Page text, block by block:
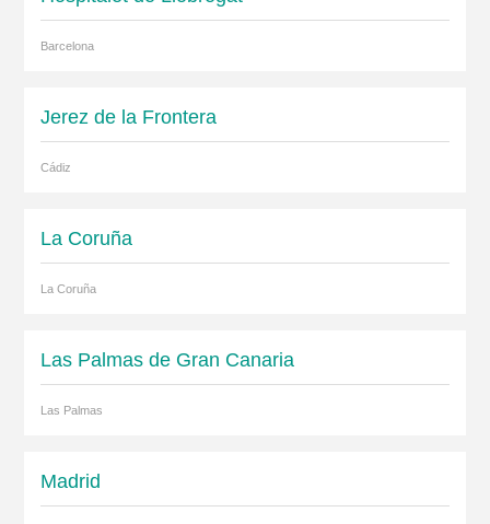
Barcelona
Jerez de la Frontera
Cádiz
La Coruña
La Coruña
Las Palmas de Gran Canaria
Las Palmas
Madrid